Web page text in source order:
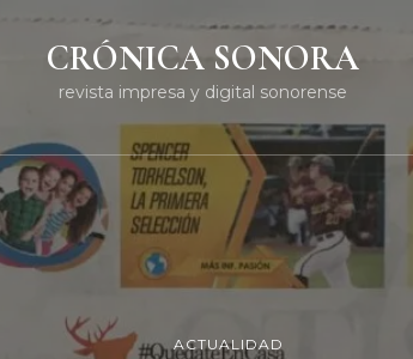
CRÓNICA SONORA
revista impresa y digital sonorense
ACTUALIDAD